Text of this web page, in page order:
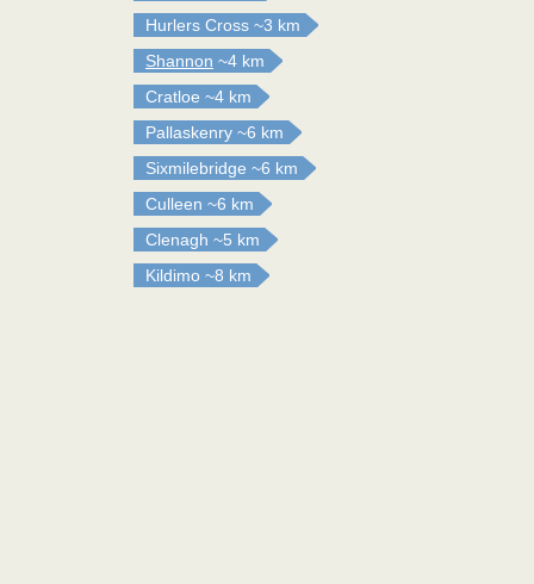
Hurlers Cross ~3 km
Shannon ~4 km
Cratloe ~4 km
Pallaskenry ~6 km
Sixmilebridge ~6 km
Culleen ~6 km
Clenagh ~5 km
Kildimo ~8 km